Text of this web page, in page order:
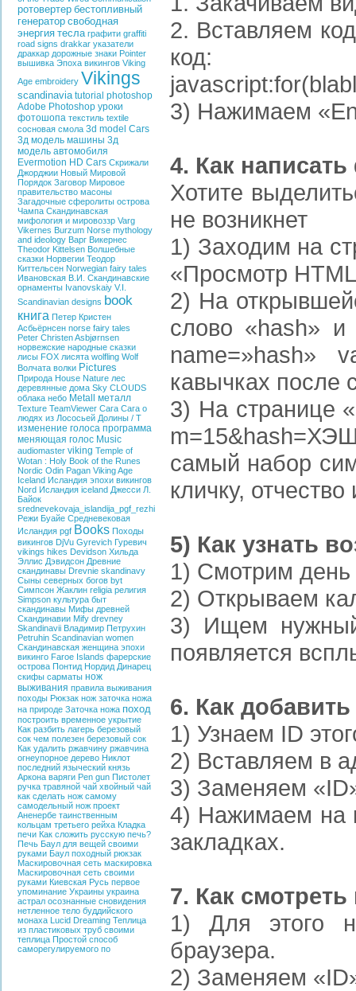
ротовертер бестопливный
генератор свободная
энергия тесла графити graffiti
road signs drakkar указатели
драккар дорожные знаки Pointer
вышивка Эпоха викингов Viking
Age embroidery Vikings
scandinavia tutorial photoshop
Adobe Photoshop уроки
фотошопа текстиль textile
сосновая смола 3d model Cars
3д модель машины 3д
модель автомобиля
Evermotion HD Cars Скрижали
Джорджии Новый Мировой
Порядок Заговор Мировое
правительство масоны
Загадочные сферолиты острова
Чампа Скандинавская
мифология и мировоззр Varg
Vikernes Burzum Norse mythology
and ideology Варг Викернес
Theodor Kittelsen Волшебные
сказки Норвегии Теодор
Киттельсен Norwegian fairy tales
Ивановская В.И. Скандинавские
орнаменты Ivanovskaiy V.I.
Scandinavian designs book
книга Петер Кристен
Асбьёрнсен norse fairy tales
Peter Christen Asbjørnsen
норвежские народные сказки
лисы FOX лисята wolfling Wolf
Волчата волки Pictures
Природа House Nature лес
деревянные дома Sky CLOUDS
облака небо Metall металл
Texture TeamViewer Сага Сага о
людях из Лососьей Долины / T
изменение голоса программа
меняющая голос Music
audiomaster viking Temple of
Wotan : Holy Book of the Runes
Nordic Odin Pagan Viking Age
Iceland Исландия эпохи викингов
Nord Исландия iceland Джесси Л.
Байок
srednevekovaja_islandija_pgf_rezhi
Режи Буайе Средневековая
Исландия pgf Books Походы
викингов DjVu Gyrevich Гуревич
vikings hikes Devidson Хильда
Эллис Дэвидсон Древние
скандинавы Drevnie skandinavy
Сыны северных богов byt
Симпсон Жаклин religia религия
Simpson культура быт
скандинавы Мифы древней
Скандинавии Mify drevney
Skandinavii Владимир Петрухин
Petruhin Scandinavian women
Скандинавская женщина эпохи
викинго Faroe Islands фарерские
острова Понтид Нордид Динарец
скифы сарматы нож
выживания правила выживания
походы Рюкзак нож заточка ножа
на природе Заточка ножа поход
построить временное укрытие
Как разбить лагерь березовый
сок чем полезен березовый сок
Как удалить ржавчину ржавчина
огнеупорное дерево Никлот
последний языческий князь
Аркона варяги Pen gun Пистолет
ручка травяной чай хвойный чай
как сделать нож самому
самодельный нож проект
Аненербе таинственным
кольцам третьего рейха Кладка
печи Как сложить русскую печь?
Печь Баул для вещей своими
руками Баул походный рюкзак
Маскировочная сеть маскировка
Маскировочная сеть своими
руками Киевская Русь первое
упоминание Украины украина
астрал осознанные сновидения
нетленное тело буддийского
монаха Lucid Dreaming Теплица
из пластиковых труб своими
теплица Простой способ
саморегулируемого по
2. Вставляем
код:
3) Нажимаем
4. Как
Хотите
не возникнет
1) Заходим на
«Просмотр
2) На
слово «hash» и
name=»hash»
кавычках после
3) На странице
самый набор
кличку,
5) Как узнать
1) Смотрим день
2) Открываем
3) Ищем нужный
появляется
6. Как
1) Узнаем ID
2) Вставляем в
3) Заменяем
4) Нажимаем на
закладках.
7. Как
1) Для этого
браузера.
2) Заменяем